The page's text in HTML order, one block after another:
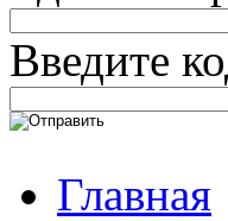
Введите
Главная